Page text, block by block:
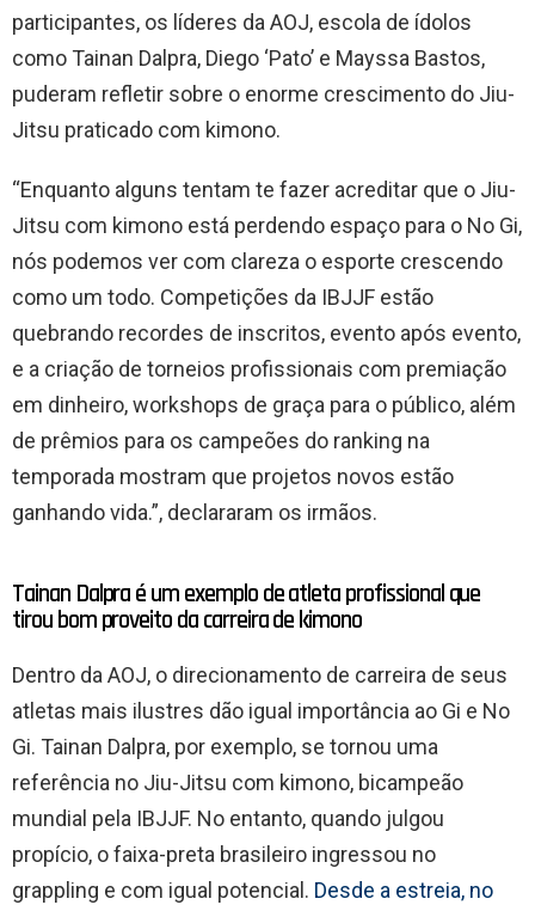
participantes, os líderes da AOJ, escola de ídolos
como Tainan Dalpra, Diego ‘Pato’ e Mayssa Bastos,
puderam refletir sobre o enorme crescimento do Jiu-
Jitsu praticado com kimono.
“Enquanto alguns tentam te fazer acreditar que o Jiu-
Jitsu com kimono está perdendo espaço para o No Gi,
nós podemos ver com clareza o esporte crescendo
como um todo. Competições da IBJJF estão
quebrando recordes de inscritos, evento após evento,
e a criação de torneios profissionais com premiação
em dinheiro, workshops de graça para o público, além
de prêmios para os campeões do ranking na
temporada mostram que projetos novos estão
ganhando vida.”, declararam os irmãos.
Tainan Dalpra é um exemplo de atleta profissional que
tirou bom proveito da carreira de kimono
Dentro da AOJ, o direcionamento de carreira de seus
atletas mais ilustres dão igual importância ao Gi e No
Gi. Tainan Dalpra, por exemplo, se tornou uma
referência no Jiu-Jitsu com kimono, bicampeão
mundial pela IBJJF. No entanto, quando julgou
propício, o faixa-preta brasileiro ingressou no
grappling e com igual potencial. Desde a estreia, no